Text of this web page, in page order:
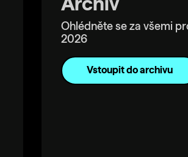
Archiv
Ohlédněte se za všemi
2026
Vstoupit do archivu